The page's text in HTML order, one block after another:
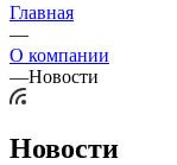
Главная
—
О компании
—Новости
Новости